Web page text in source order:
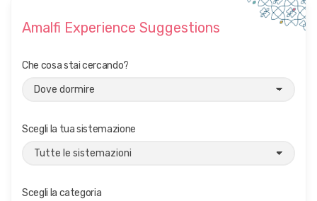
Amalfi Experience Suggestions
Che cosa stai cercando?
Scegli la tua sistemazione
Scegli la categoria